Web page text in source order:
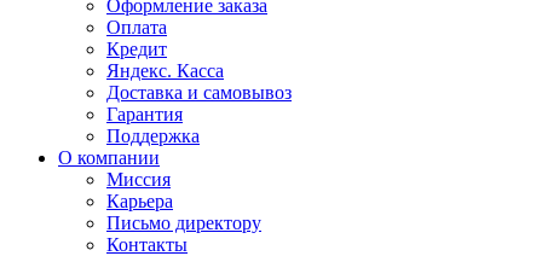
Оформление заказа
Оплата
Кредит
Яндекс. Касса
Доставка и самовывоз
Гарантия
Поддержка
О компании
Миссия
Карьера
Письмо директору
Контакты